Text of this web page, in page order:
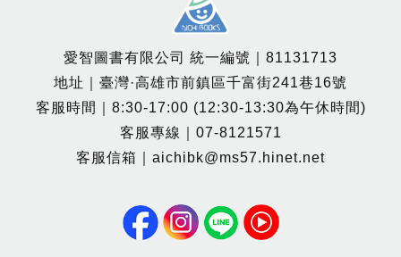
愛智圖書有限公司 統一編號｜81131713
地址｜臺灣·高雄市前鎮區千富街241巷16號
客服時間｜8:30-17:00 (12:30-13:30為午休時間)
客服專線｜07-8121571
客服信箱｜aichibk@ms57.hinet.net